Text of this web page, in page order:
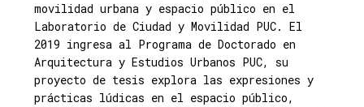
movilidad urbana y espacio público en el
Laboratorio de Ciudad y Movilidad PUC. El
2019 ingresa al Programa de Doctorado en
Arquitectura y Estudios Urbanos PUC, su
proyecto de tesis explora las expresiones y
prácticas lúdicas en el espacio público,